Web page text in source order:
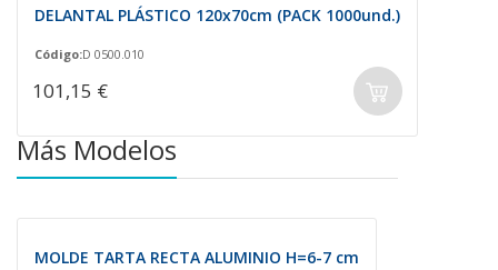
DELANTAL PLÁSTICO 120x70cm (PACK 1000und.)
Código:D 0500.010
101,15 €
Más Modelos
MOLDE TARTA RECTA ALUMINIO H=6-7 cm